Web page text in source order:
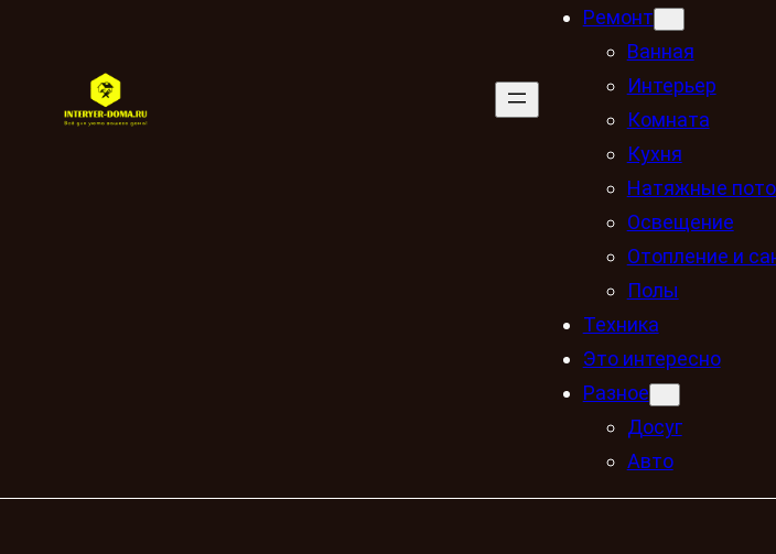
Ремонт
Ванная
Интерьер
Комната
Кухня
Натяжные
Освещение
Отопление и
Полы
Техника
Это интересно
Разное
Досуг
Авто